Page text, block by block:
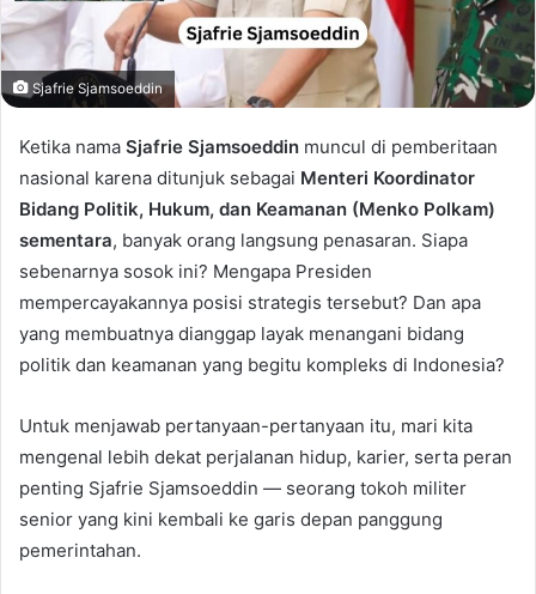
Sjafrie Sjamsoeddin
Ketika nama Sjafrie Sjamsoeddin muncul di pemberitaan
nasional karena ditunjuk sebagai Menteri Koordinator
Bidang Politik, Hukum, dan Keamanan (Menko Polkam)
sementara, banyak orang langsung penasaran. Siapa
sebenarnya sosok ini? Mengapa Presiden
mempercayakannya posisi strategis tersebut? Dan apa
yang membuatnya dianggap layak menangani bidang
politik dan keamanan yang begitu kompleks di Indonesia?
Untuk menjawab pertanyaan-pertanyaan itu, mari kita
mengenal lebih dekat perjalanan hidup, karier, serta peran
penting Sjafrie Sjamsoeddin — seorang tokoh militer
senior yang kini kembali ke garis depan panggung
pemerintahan.